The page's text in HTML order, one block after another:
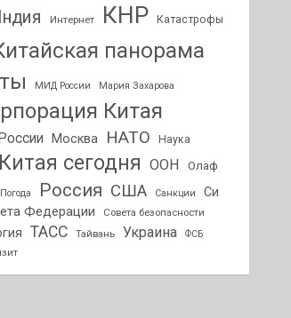
Интернет КНР Катастрофы
панорама
МИД России Мария Захарова
Китая
Москва НАТО Наука
сегодня ООН
Олаф
Погода Россия США Санкции
Си
Федерации
Совета безопасности
ТАСС Тайвань Украина ФСБ